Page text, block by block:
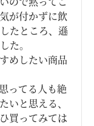
が付かずに飲
たところ、遜
た。
めしたい商品
ってる人も絶
いと思える、
買ってみては